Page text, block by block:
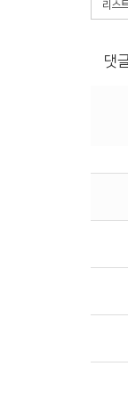
리스
댓